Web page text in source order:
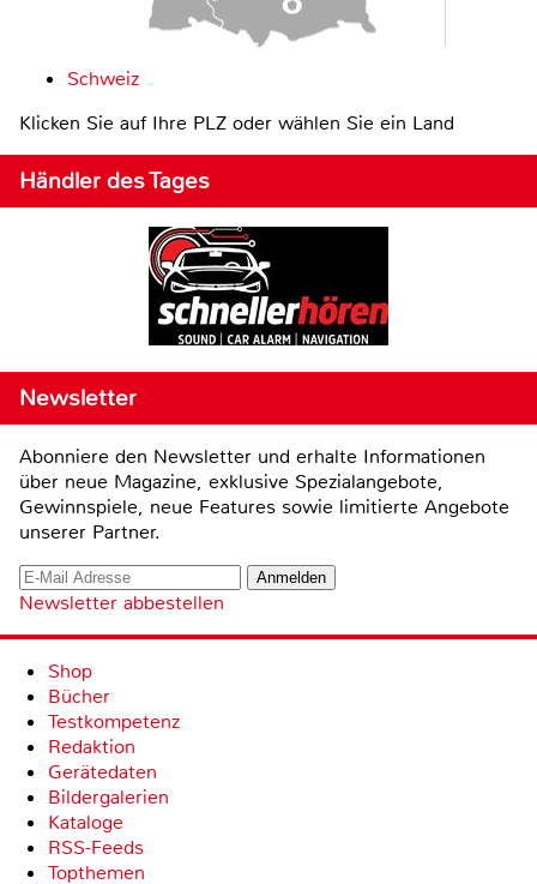
Schweiz
Klicken Sie auf Ihre PLZ oder wählen Sie ein Land
Händler des Tages
Newsletter
Abonniere den Newsletter und erhalte Informationen
über neue Magazine, exklusive Spezialangebote,
Gewinnspiele, neue Features sowie limitierte Angebote
unserer Partner.
Newsletter abbestellen
Shop
Bücher
Testkompetenz
Redaktion
Gerätedaten
Bildergalerien
Kataloge
RSS-Feeds
Topthemen